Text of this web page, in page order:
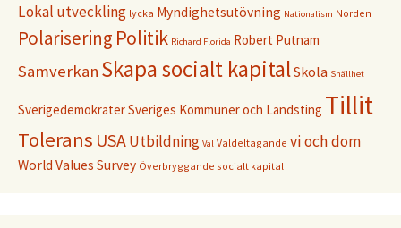
Lokal utveckling lycka Myndighetsutövning Nationalism Norden
Polarisering Politik Richard Florida Robert Putnam
Samverkan Skapa socialt kapitalSkola Snällhet
SverigedemokraterSveriges Kommuner och Landsting Tillit
Tolerans USAUtbildning Val Valdeltagande vi och dom
World Values Survey Överbryggande socialt kapital